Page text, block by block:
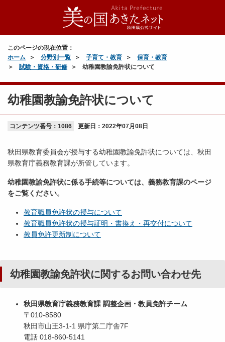
このページの現在位置：
ホーム
分野別一覧 子育て・教育
保育・教育
試験・資格・研修
幼稚園教諭免許状について
幼稚園教諭免許状について
コンテンツ番号：1086 更新日： 2022年07月08日
秋田県教育委員会が授与する幼稚園教諭免許状については、秋田
県教育庁義務教育課が所管しています。
幼稚園教諭免許状に係る手続等については、義務教育課のページ
をご覧ください。
教育職員免許状の授与について
教育職員免許状の授与証明・書換え・再交付について
教員免許更新制について
幼稚園教諭免許状に関するお問い合わせ先
秋田県教育庁義務教育課 調整企画・教員免許チーム
〒010-8580
秋田市山王3-1-1 県庁第二庁舎7F
電話 018-860-5141